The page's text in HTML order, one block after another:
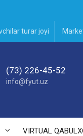
turar joyi
(73) 226-45-52
info@fyut.uz
VIRTUAL